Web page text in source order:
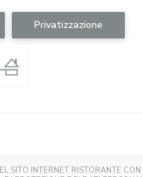
Privatizzazione
SITO INTERNET RISTORANTE CON